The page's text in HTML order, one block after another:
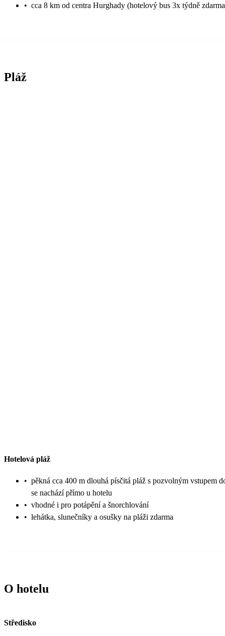
• cca 8 km od centra Hurghady (hotelový bus 3x týdně
Pláž
Hotelová pláž
• pěkná cca 400 m dlouhá písčitá pláž s pozvolným vstupem
se nachází přímo u hotelu
• vhodné i pro potápění a šnorchlování
• lehátka, slunečníky a osušky na pláži zdarma
O hotelu
Středisko